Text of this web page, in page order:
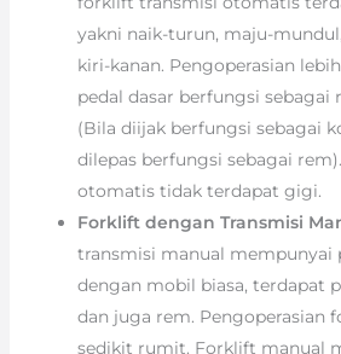
yakni naik-turun, maju-
kiri-kanan. Pengoperasian
pedal dasar berfungsi sebagai
(Bila diijak berfungsi sebagai
dilepas berfungsi sebagai
otomatis tidak terdapat gigi.
Forklift dengan Transmisi
transmisi manual mempunyai
dengan mobil biasa, terdapat
dan juga rem. Pengoperasian
sedikit rumit. Forklift manual